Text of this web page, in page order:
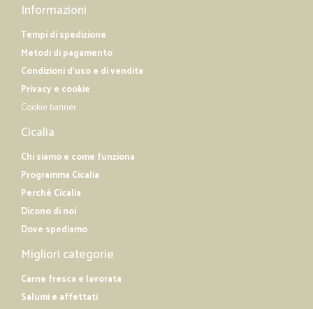
Informazioni
Tempi di spedizione
Metodi di pagamento
Condizioni d'uso e di vendita
Privacy e cookie
Cookie banner
Cicalia
Chi siamo e come funziona
Programma Cicalia
Perché Cicalia
Dicono di noi
Dove spediamo
Migliori categorie
Carne fresca e lavorata
Salumi e affettati